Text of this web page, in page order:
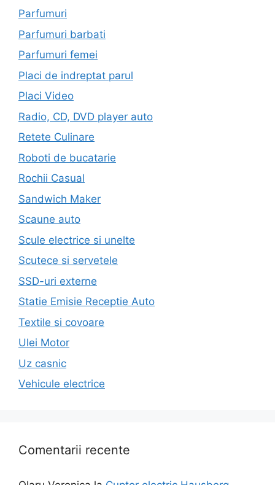
Parfumuri
Parfumuri barbati
Parfumuri femei
Placi de indreptat parul
Placi Video
Radio, CD, DVD player auto
Retete Culinare
Roboti de bucatarie
Rochii Casual
Sandwich Maker
Scaune auto
Scule electrice si unelte
Scutece si servetele
SSD-uri externe
Statie Emisie Receptie Auto
Textile si covoare
Ulei Motor
Uz casnic
Vehicule electrice
Comentarii recente